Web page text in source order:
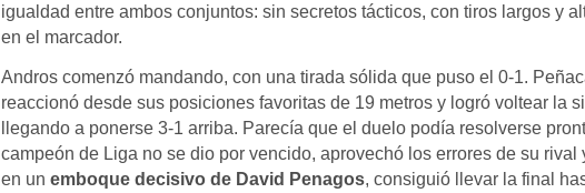
igualdad entre ambos conjuntos: sin secretos tácticos, con tiros largos y
en el marcador.
Andros comenzó mandando, con una tirada sólida que puso el 0-1.
reaccionó desde sus posiciones favoritas de 19 metros y logró voltear la
llegando a ponerse 3-1 arriba. Parecía que el duelo podía resolverse
campeón de Liga no se dio por vencido, aprovechó los errores de su rival
en un emboque decisivo de David Penagos, consiguió llevar la final